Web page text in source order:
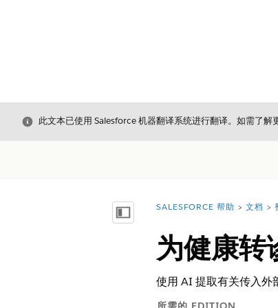
关闭
此文本已使用 Salesforce 机器翻译系统进行翻译。如需了解
显示目录 您在此处：
SALESFORCE 帮助 文档
为健康转
使用 AI 提取有关传入外